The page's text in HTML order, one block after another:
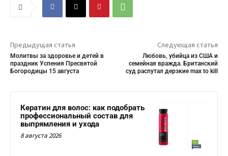
Предыдущая статья
Молитвы за здоровье и детей в
праздник Успения Пресвятой
Богородицы 15 августа
Следующая статья
Любовь, убийца из США и
семейная вражда. Британский
суд распутал дерзкие max to kill
Кератин для волос: как подобрать
профессиональный состав для
выпрямления и ухода
8 августа 2026